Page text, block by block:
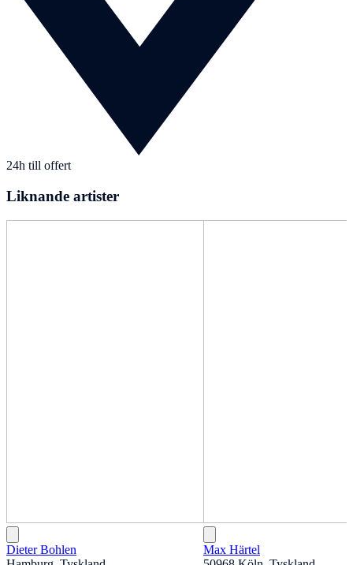
24h till offert
Liknande artister
Dieter Bohlen
Max Härtel